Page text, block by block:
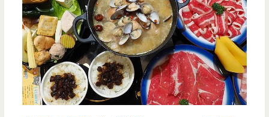
的
攣
生
兄
弟，